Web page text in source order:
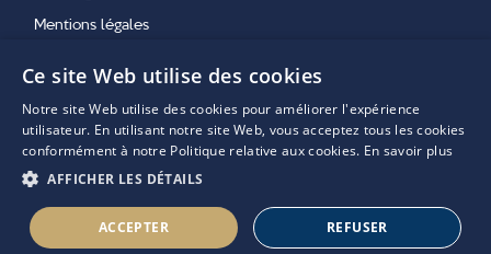
Mentions légales
NOS DERNIÈRES ACTUALITÉS
Ce site Web utilise des cookies
Notre site Web utilise des cookies pour améliorer l'expérience
utilisateur. En utilisant notre site Web, vous acceptez tous les cookies
conformément à notre Politique relative aux cookies. En savoir plus
AFFICHER LES DÉTAILS
ACCEPTER REFUSER